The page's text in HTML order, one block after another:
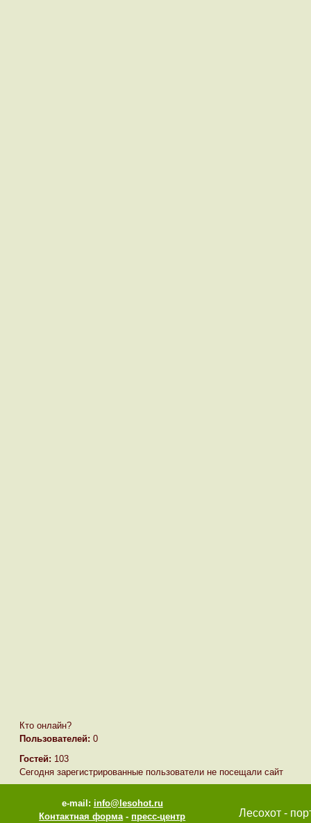
Кто онлайн?
Пользователей: 0
Гостей: 103
Сегодня зарегистрированные пользователи не посещали сайт
e-mail: info@lesohot.ru
Контактная форма-пресс-центр
Лесохот -